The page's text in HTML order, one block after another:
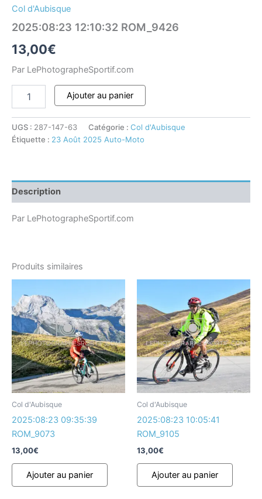
Col d'Aubisque
2025:08:23 12:10:32 ROM_9426
13,00€
Par LePhotographeSportif.com
Ajouter au panier
UGS : 287-147-63 Catégorie : Col d'Aubisque
Étiquette : 23 Août 2025 Auto-Moto
Description
Par LePhotographeSportif.com
Produits similaires
Col d'Aubisque
2025:08:23 09:35:39
ROM_9073
13,00€
Ajouter au panier
Col d'Aubisque
2025:08:23 10:05:41
ROM_9105
13,00€
Ajouter au panier